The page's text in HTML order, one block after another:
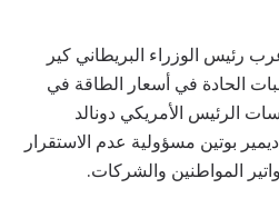
رئيس الوزراء البريطاني كير
الحادة في أسعار الطاقة في
الرئيس الأمريكي دونالد
بوتين مسؤولية عدم الاستقرار
المواطنين والشركات.